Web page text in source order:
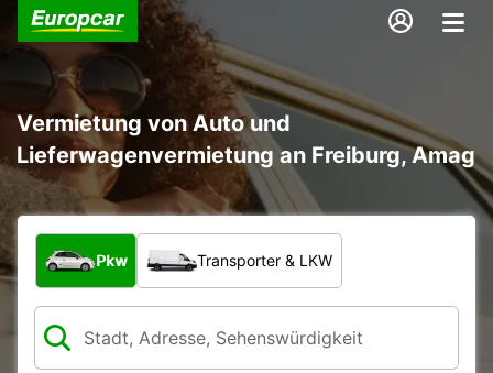
Vermietung von Auto und
Lieferwagenvermietung an Freiburg, Amag
Welche Art von Fahrzeug?
Pkw Transporter & LKW